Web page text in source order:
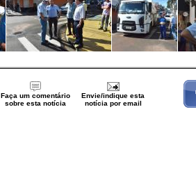
Faça um comentário
sobre esta notícia
Envie/indique esta
notícia por email